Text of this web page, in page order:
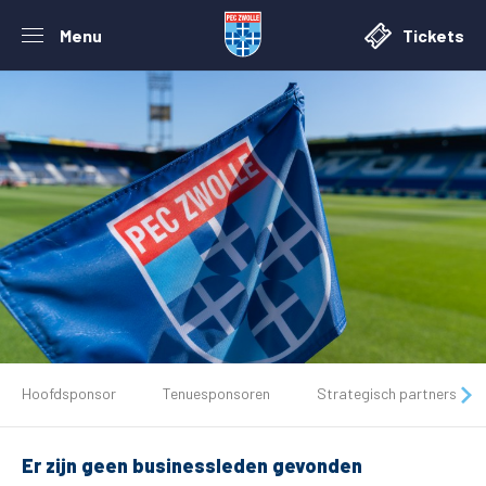
Menu Tickets
Tickets
Matchdays
Hoofdsponsor Tenuesponsoren Strategisch partners
Er zijn geen businessleden gevonden